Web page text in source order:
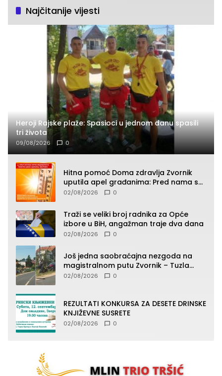
Najčitanije vijesti
Heroji Rajske plaže: Spasioci u jednom danu spasili
tri života
09/08/2026 0
Hitna pomoć Doma zdravlja Zvornik
uputila apel građanima: Pred nama su
temperature do 40°C, oprez zbog
02/08/2026 0
Traži se veliki broj radnika za Opće
izbore u BiH, angažman traje dva dana
02/08/2026 0
Još jedna saobraćajna nezgoda na
magistralnom putu Zvornik – Tuzla
(FOTO)
02/08/2026 0
REZULTATI KONKURSA ZA DESETE DRINSKE
KNJIŽEVNE SUSRETE
02/08/2026 0